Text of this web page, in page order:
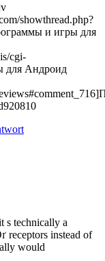
showthread.php?
и игры для
cgi-
для Андроид
s technically a
receptors instead of
would